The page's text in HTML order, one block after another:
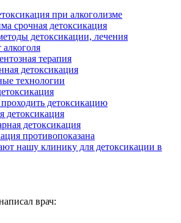
при алкоголизме
срочная детоксикация
детоксикации, лечения
алкоголя
терапия
детоксикация
технологии
проходить детоксикацию
детоксикация
детоксикация
противопоказана
нашу клинику для детоксикации в
врач: